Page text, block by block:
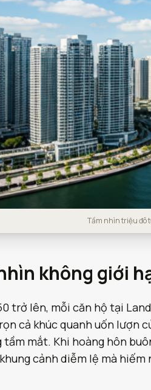
Tầm nhìn triệu đô
không giới
trở lên, mỗi căn hộ tại
cả khúc quanh uốn lượn
tầm mắt. Khi hoàng hôn
cảnh diễm lệ mà hiếm